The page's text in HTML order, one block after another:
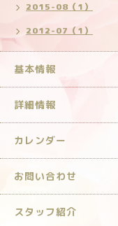
2015-08（1）
2012-07（1）
基本情報
詳細情報
カレンダー
お問い合わせ
スタッフ紹介